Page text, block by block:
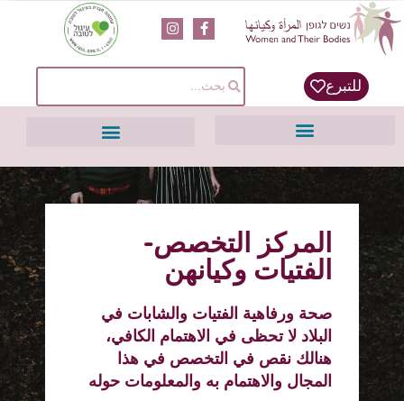
content
للتبرع
المركز التخصص-
الفتيات وكيانهن
صحة ورفاهية الفتيات والشابات في
البلاد لا تحظى في الاهتمام الكافي،
هنالك نقص في التخصص في هذا
المجال والاهتمام به والمعلومات حوله